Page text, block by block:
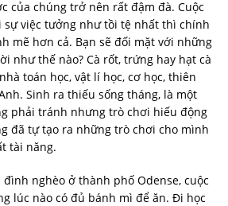
của chúng trở nên rất đậm đà. Cuộc
sự việc tưởng như tồi tệ nhất thì chính
mẽ hơn cả. Bạn sẽ đối mặt với những
như thế nào? Cà rốt, trứng hay hạt cà
toán học, vật lí học, cơ học, thiên
Sinh ra thiếu sống tháng, là một
phải tránh nhưng trò chơi hiếu động
đã tự tạo ra những trò chơi cho mình
tài năng.
nghèo ở thành phố Odense, cuộc
lúc nào có đủ bánh mì để ăn. Đi học